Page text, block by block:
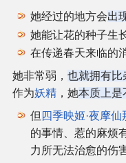
她经过的地方会出
她能让花的种子生
在传递春天来临的
她非常弱， 也就拥有比
作为妖精 ，她本质上是
但 四季映姬·夜摩仙
的事情、惹的麻烦
力所无法治愈的伤